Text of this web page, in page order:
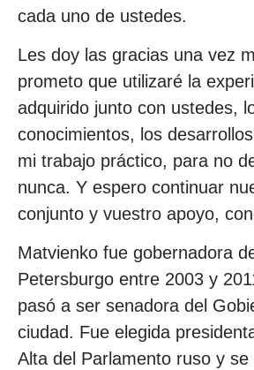
cada uno de ustedes.
Les doy las gracias una vez
prometo que utilizaré la
adquirido junto con ustedes,
conocimientos, los
mi trabajo práctico, para no
nunca. Y espero continuar
conjunto y vuestro apoyo,
Matvienko fue gobernadora
Petersburgo entre 2003 y
pasó a ser senadora del
ciudad. Fue elegida
Alta del Parlamento ruso y